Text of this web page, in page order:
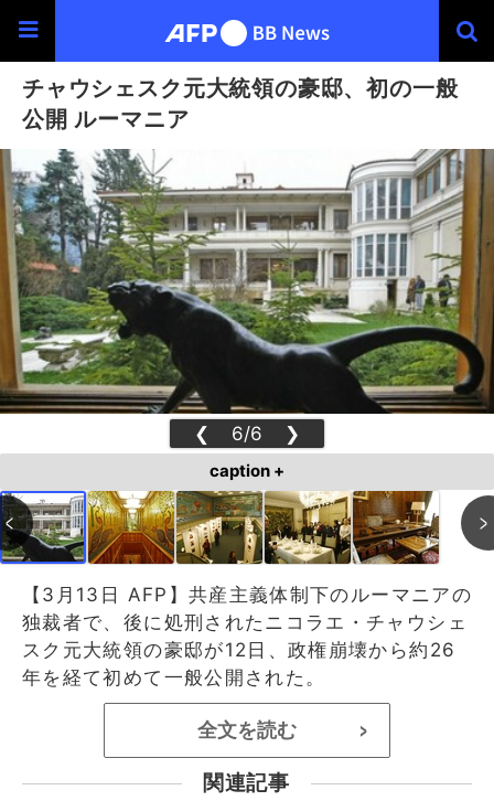
チャウシェスク元大統領の豪邸、初の一般
公開 ルーマニア
❮ 6/6 ❯
caption +
【3月13日 AFP】共産主義体制下のルーマニアの
独裁者で、後に処刑されたニコラエ・チャウシェ
スク元大統領の豪邸が12日、政権崩壊から約26
年を経て初めて一般公開された。
全文を読む >
関連記事